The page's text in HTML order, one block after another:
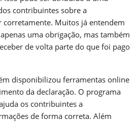
contribuintes sobre a
corretamente. Muitos já entendem
uma obrigação, mas também
de volta parte do que foi pago
disponibilizou ferramentas online
da declaração. O programa
os contribuintes a
de forma correta. Além